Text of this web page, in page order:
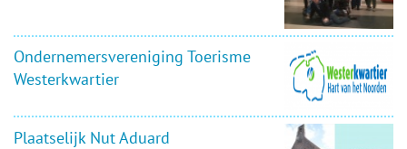
Ondernemersvereniging Toerisme
Westerkwartier
Plaatselijk Nut Aduard